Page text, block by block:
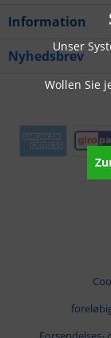
Information
Nyhedsbrev
Unser
Wollen Sie